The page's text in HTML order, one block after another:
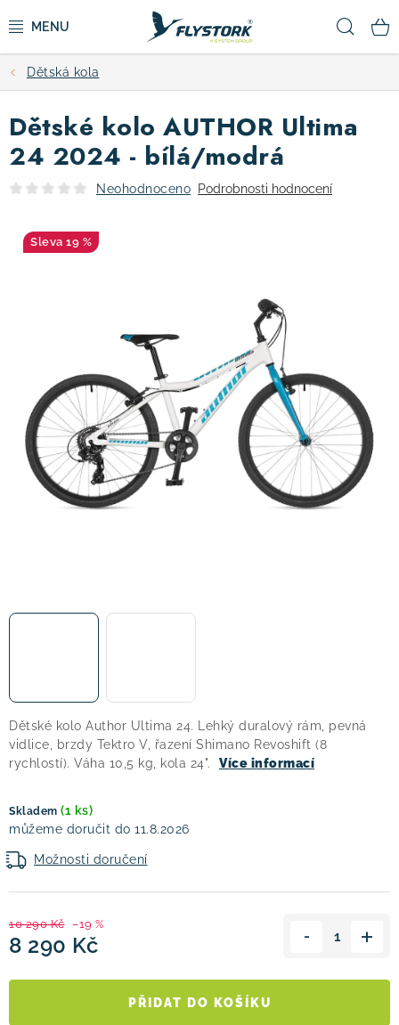
na
CYKLISTIKA
ZIMNÍ SPORTY
KOLOBĚŽKY
OBLEČENÍ A BOTY
VÝPRODEJ
! Akce ! Obchodní podmínky
Doprava a platba
Moje objednávka
Čeština
Servis
Testovací centrum
Půjčovna nosičů kol Kontakt
Dětská kola
Dětské kolo Author Ultima 24. Lehký duralový rám, pevná
vidlice, brzdy Tektro V, řazení Shimano Revoshift (8
rychlostí). Váha 10,5 kg, kola 24".
Více informací
Skladem (1 ks)
11.8.2026
Možnosti doručení
10 290 Kč –19 %
8 290 Kč
PŘIDAT DO KOŠÍKU
Dětské kolo AUTHOR Ultima
24 2024 - bílá/modrá
Neohodnoceno Podrobnosti hodnocení
19 %